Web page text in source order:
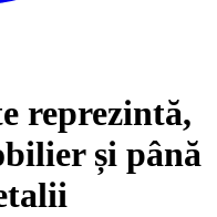
reprezintă,
și până